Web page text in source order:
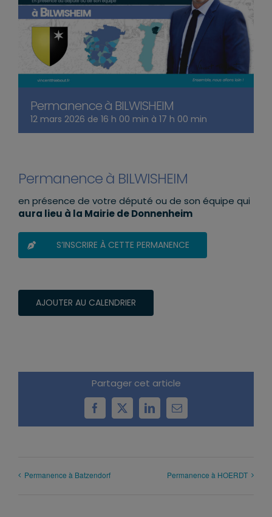
Permanence à BILWISHEIM
12 mars 2026 de 16 h 00 min à 17 h 00 min
Permanence à BILWISHEIM
en présence de votre député ou de son équipe qui
aura lieu à la Mairie de Donnenheim
S’INSCRIRE À CETTE PERMANENCE
AJOUTER AU CALENDRIER
Partager cet article
Facebook
X LinkedInEmail
Permanence à Batzendorf Permanence à HOERDT